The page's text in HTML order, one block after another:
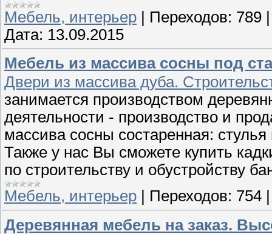
Мебель, интерьер | Переходов: 789
Дата: 13.09.2015
Мебель из массива сосны под
Двери из массива дуба.
занимается производством
деятельности - производство и
массива сосны состаренная:
Также у нас Вы сможете купить
по строительству и обустройству
Мебель, интерьер
Переходов: 754
Деревянная мебель на заказ.